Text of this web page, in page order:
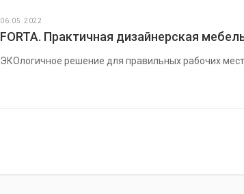
06.05.2022
FORTA. Практичная дизайнерская
ЭКОлогичное решение для правильных рабочих мест